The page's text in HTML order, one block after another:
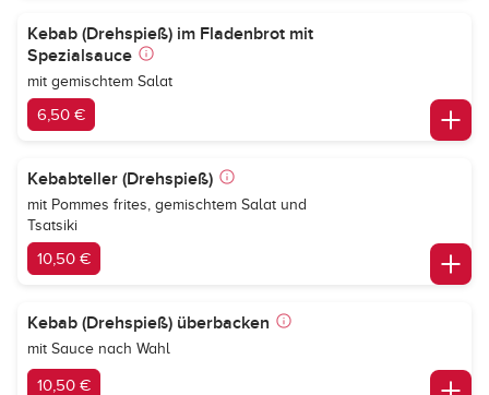
Kebab (Drehspieß) im Fladenbrot mit
Spezialsauce
mit gemischtem Salat
6,50 €
Kebabteller (Drehspieß)
mit Pommes frites, gemischtem Salat und
Tsatsiki
10,50 €
Kebab (Drehspieß) überbacken
mit Sauce nach Wahl
10,50 €